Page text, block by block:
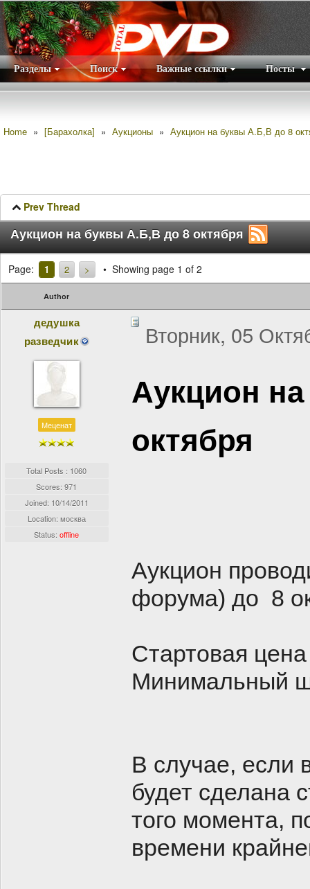
Разделы Поиск Важные ссылки Посты
Home » [Барахолка] » Аукционы » Аукцион на буквы А.Б,В до 8
Prev Thread
Аукцион на буквы А.Б,В до 8 октября
Page: 1 2 > Showing page 1 of 2
Author
дедушка
разведчик
Меценат
Total Posts : 1060
Scores: 971
Joined: 10/14/2011
Location: москва
Status:offline
Вторник, 05
Аукцион
октября
Аукцион
форума) до 8
Стартовая
Минимальный
В случае, если
будет сделана
того момента,
времени